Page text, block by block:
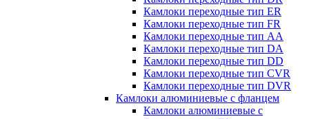
Камлоки переходные тип ER
Камлоки переходные тип FR
Камлоки переходные тип AA
Камлоки переходные тип DA
Камлоки переходные тип DD
Камлоки переходные тип CVR
Камлоки переходные тип DVR
Камлоки алюминиевые с фланцем
Камлоки алюминиевые с